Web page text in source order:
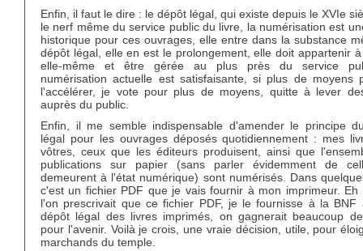
Enfin, il faut le dire : le dépôt légal, qui existe depuis le XVIe
le nerf même du service public du livre, la numérisation est
historique pour ces ouvrages, elle entre dans la substance
dépôt légal, elle en est le prolongement, elle doit appartenir
elle-même et être gérée au plus près du service
numérisation actuelle est satisfaisante, si plus de moyens
l'accélérer, je vote pour plus de moyens, quitte à lever
auprès du public.
Enfin, il me semble indispensable d'amender le principe
légal pour les ouvrages déposés quotidiennement : mes
vôtres, ceux que les éditeurs produisent, ainsi que
publications sur papier (sans parler évidemment de
demeurent à l'état numérique) sont numérisés. Dans
c'est un fichier PDF que je vais fournir à mon imprimeur. Eh
l'on prescrivait que ce fichier PDF, je le fournisse à la BNF
dépôt légal des livres imprimés, on gagnerait beaucoup
pour l'avenir. Voilà je crois, une vraie décision, utile, pour
marchands du temple.